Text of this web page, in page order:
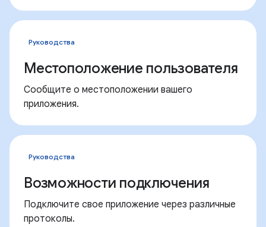
Руководства
Местоположение пользователя
Сообщите о местоположении вашего
приложения.
Руководства
Возможности подключения
Подключите свое приложение через различные
протоколы.